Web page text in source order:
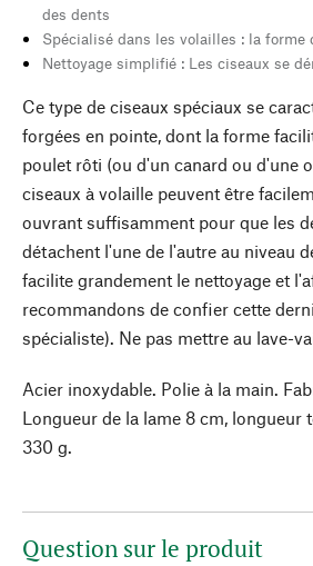
des dents
Spécialisé dans les volailles : la forme
Nettoyage simplifié : Les ciseaux se
Ce type de ciseaux spéciaux se
forgées en pointe, dont la forme
poulet rôti (ou d'un canard ou d'une
ciseaux à volaille peuvent être
ouvrant suffisamment pour que les
détachent l'une de l'autre au niveau
facilite grandement le nettoyage et
recommandons de confier cette
spécialiste). Ne pas mettre au lave-
Acier inoxydable. Polie à la main.
Longueur de la lame 8 cm, longueur
330 g.
Question sur le produit